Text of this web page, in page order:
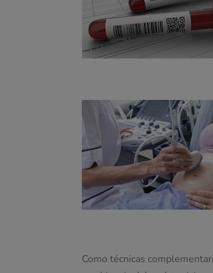
Como técnicas